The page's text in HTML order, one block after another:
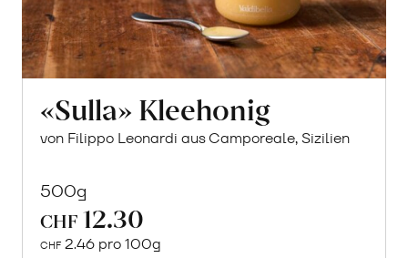
«Sulla» Kleehonig
von Filippo Leonardi aus Camporeale, Sizilien
500g
CHF 12.30
CHF 2.46 pro 100g